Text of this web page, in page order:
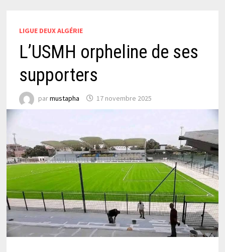
LIGUE DEUX ALGÉRIE
L’USMH orpheline de ses
supporters
parmustapha 17 novembre 2025